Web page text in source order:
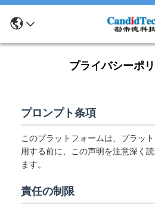
プライバシーポ
プロンプト条項
このプラットフォームは、プラッ
用する前に、この声明を注意深く
ます。
責任の制限